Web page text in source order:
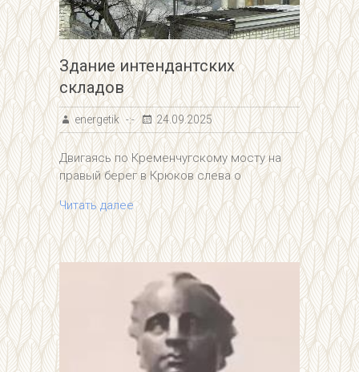
Здание интендантских
складов
energetik 24.09.2025
Двигаясь по Кременчугскому мосту на
правый берег в Крюков слева о
Читать далее